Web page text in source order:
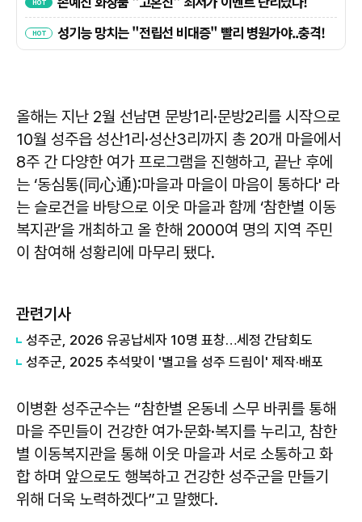
올해는 지난 2월 선남면 문방1리·문방2리를 시작으로
10월 성주읍 성산1리·성산3리까지 총 20개 마을에서
8주 간 다양한 여가 프로그램을 진행하고, 끝난 후에
는 ‘동심통(同心通):마을과 마을이 마음이 통하다' 라
는 슬로건을 바탕으로 이웃 마을과 함께 ‘참한별 이동
복지관’을 개최하고 올 한해 2000여 명의 지역 주민
이 참여해 성황리에 마무리 됐다.
관련기사
성주군, 2026 유공납세자 10명 표창…세정 간담회도
성주군, 2025 추석맞이 '별고을 성주 드림이' 제작·배포
이병환 성주군수는 “참한별 온동네 스무 바퀴를 통해
마을 주민들이 건강한 여가·문화·복지를 누리고, 참한
별 이동복지관을 통해 이웃 마을과 서로 소통하고 화
합 하며 앞으로도 행복하고 건강한 성주군을 만들기
위해 더욱 노력하겠다”고 말했다.